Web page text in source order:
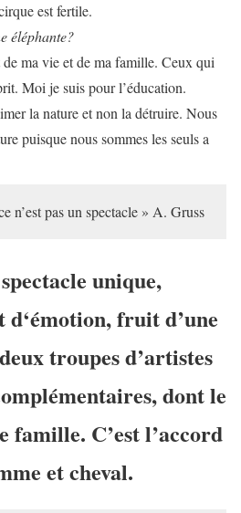
est fertile.
éléphante?
de ma vie et de ma famille. Ceux qui
Moi je suis pour l’éducation.
la nature et non la détruire. Nous
puisque nous sommes les seuls a
n’est pas un spectacle » A. Gruss
spectacle unique,
fruit d’une
troupes d’artistes
dont le
famille. C’est l’accord
et cheval.